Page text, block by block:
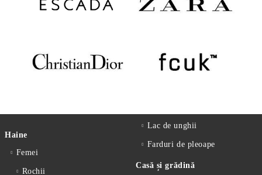
Haine
Femei
Rochii
Lac de unghii
Farduri de pleoape
Casă și grădină